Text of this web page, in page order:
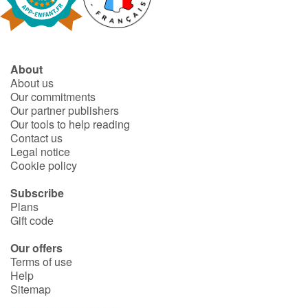
Fable, myth, literature and poetry
Ogres, monsters and witches
Heroines and Heroes
Ecology, nature, seasons
The animals
Travel, epic, investigation, adventure
Around the world
Learning
About
About us
Our commitments
Our partner publishers
Our tools to help reading
Contact us
Legal notice
Cookie policy
Subscribe
Plans
Gift code
Our offers
Terms of use
Help
Sitemap